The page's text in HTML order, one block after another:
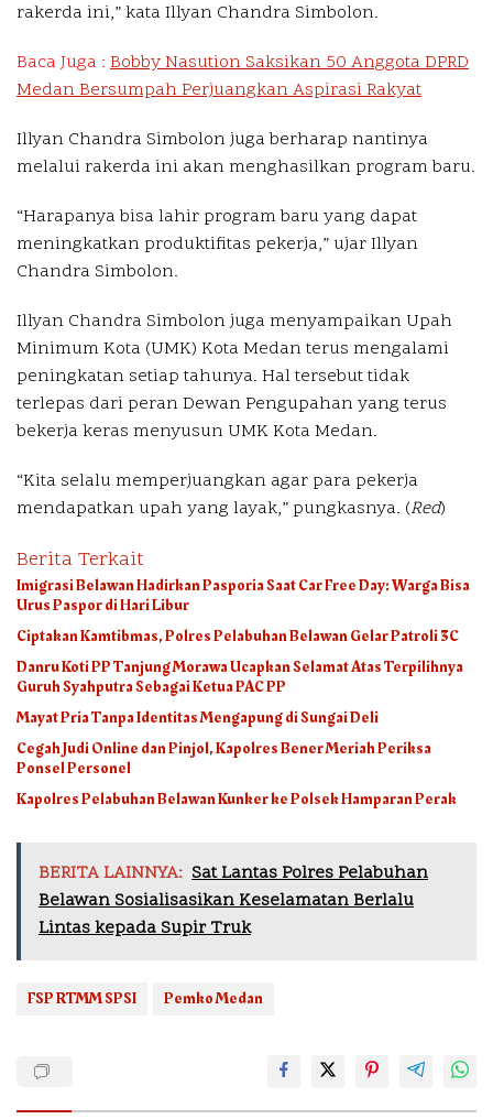
rakerda ini,” kata Illyan Chandra Simbolon.
Baca Juga : Bobby Nasution Saksikan 50 Anggota DPRD
Medan Bersumpah Perjuangkan Aspirasi Rakyat
Illyan Chandra Simbolon juga berharap nantinya
melalui rakerda ini akan menghasilkan program baru.
“Harapanya bisa lahir program baru yang dapat
meningkatkan produktifitas pekerja,” ujar Illyan
Chandra Simbolon.
Illyan Chandra Simbolon juga menyampaikan Upah
Minimum Kota (UMK) Kota Medan terus mengalami
peningkatan setiap tahunya. Hal tersebut tidak
terlepas dari peran Dewan Pengupahan yang terus
bekerja keras menyusun UMK Kota Medan.
“Kita selalu memperjuangkan agar para pekerja
mendapatkan upah yang layak,” pungkasnya. (Red)
Berita Terkait
Imigrasi Belawan Hadirkan Pasporia Saat Car Free Day: Warga Bisa
Urus Paspor di Hari Libur
Ciptakan Kamtibmas, Polres Pelabuhan Belawan Gelar Patroli 3C
Danru Koti PP Tanjung Morawa Ucapkan Selamat Atas Terpilihnya
Guruh Syahputra Sebagai Ketua PAC PP
Mayat Pria Tanpa Identitas Mengapung di Sungai Deli
Cegah Judi Online dan Pinjol, Kapolres Bener Meriah Periksa
Ponsel Personel
Kapolres Pelabuhan Belawan Kunker ke Polsek Hamparan Perak
BERITA LAINNYA: Sat Lantas Polres Pelabuhan
Belawan Sosialisasikan Keselamatan Berlalu
Lintas kepada Supir Truk
FSP RTMM SPSI Pemko Medan